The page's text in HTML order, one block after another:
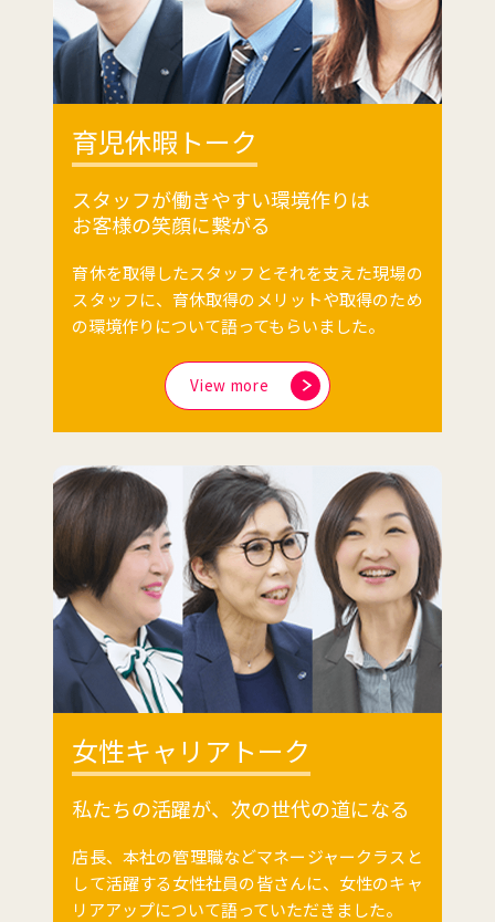
育児休暇トーク
スタッフが働きやすい環境作りは
お客様の笑顔に繋がる
育休を取得したスタッフとそれを支えた現場の
スタッフに、育休取得のメリットや取得のため
の環境作りについて語ってもらいました。
View more
女性キャリアトーク
私たちの活躍が、次の世代の道になる
店長、本社の管理職などマネージャークラスと
して活躍する女性社員の皆さんに、女性のキャ
リアアップについて語っていただきました。